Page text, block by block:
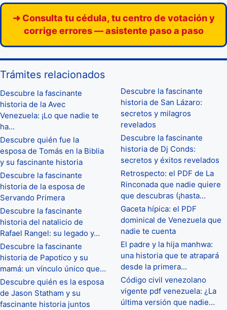
➜ Consulta tu cédula, tu centro de votación y
corrige errores — asistente paso a paso
Trámites relacionados
Descubre la fascinante
historia de la Avec
Venezuela: ¡Lo que nadie te
ha…
Descubre quién fue la
esposa de Tomás en la Biblia
y su fascinante historia
Descubre la fascinante
historia de la esposa de
Servando Primera
Descubre la fascinante
historia del natalicio de
Rafael Rangel: su legado y…
Descubre la fascinante
historia de Papotico y su
mamá: un vínculo único que…
Descubre quién es la esposa
de Jason Statham y su
fascinante historia juntos
Descubre la fascinante
historia de San Lázaro:
secretos y milagros
revelados
Descubre la fascinante
historia de Dj Conds:
secretos y éxitos revelados
Retrospecto: el PDF de La
Rinconada que nadie quiere
que descubras (¡hasta…
Gaceta hípica: el PDF
dominical de Venezuela que
nadie te cuenta
El padre y la hija manhwa:
una historia que te atrapará
desde la primera…
Código civil venezolano
vigente pdf venezuela: ¿La
última versión que nadie…